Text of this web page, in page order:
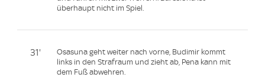
überhaupt nicht im Spiel.
31'
Osasuna geht weiter nach vorne, Budimir kommt
links in den Strafraum und zieht ab, Pena kann mit
dem Fuß abwehren.